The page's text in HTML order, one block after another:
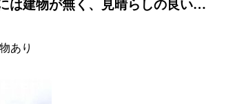
は建物が無く、見晴らしの良い…
あり